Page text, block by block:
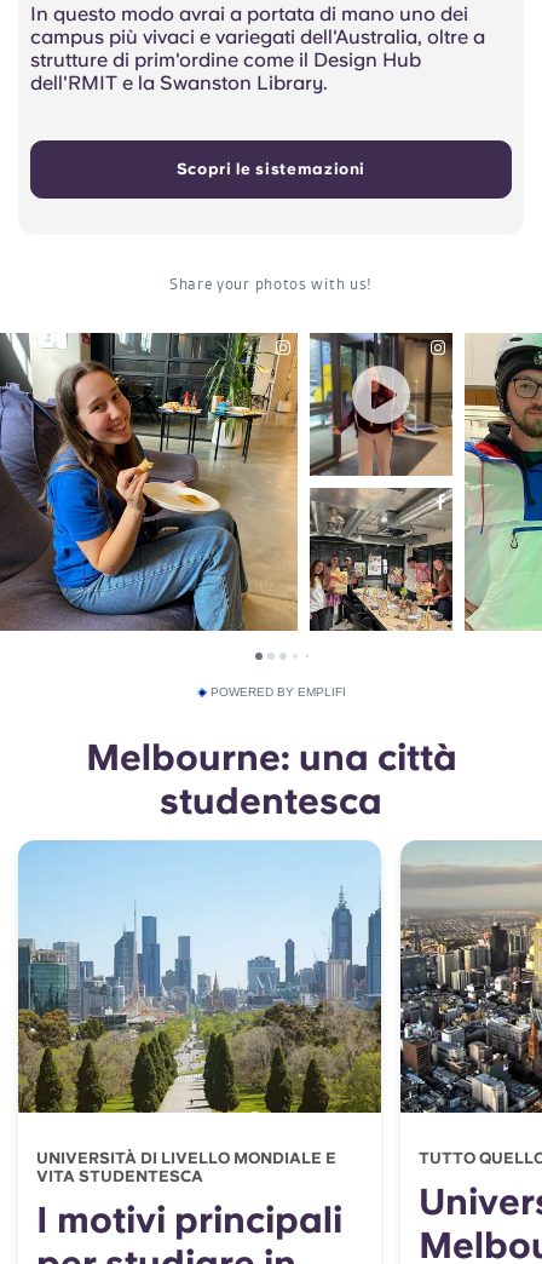
In questo modo avrai a portata di mano uno dei
campus più vivaci e variegati dell'Australia, oltre a
strutture di prim'ordine come il Design Hub
dell'RMIT e la Swanston Library.
Scopri le sistemazioni
POWERED BY EMPLIFI
Melbourne: una città
studentesca
UNIVERSITÀ DI LIVELLO MONDIALE E
VITA STUDENTESCA
I motivi principali
TUTTO